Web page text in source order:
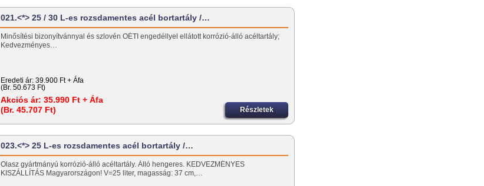
021.<*> 25 / 30 L-es rozsdamentes acél bortartály /…
Minősítési bizonyítvánnyal és szlovén OÉTI engedéllyel ellátott korrózió-álló acéltartály;
Kedvezményes…
Eredeti ár: 39.900 Ft + Áfa
(Br. 50.673 Ft)
Akciós ár: 35.990 Ft + Áfa
(Br. 45.707 Ft)
Részletek
023.<*> 25 L-es rozsdamentes acél bortartály /…
Olasz gyártmányú korrózió-álló acéltartály. Álló hengeres. KEDVEZMÉNYES
KISZÁLLÍTÁS Magyarországon! V=25 liter, magasság: 37 cm,…